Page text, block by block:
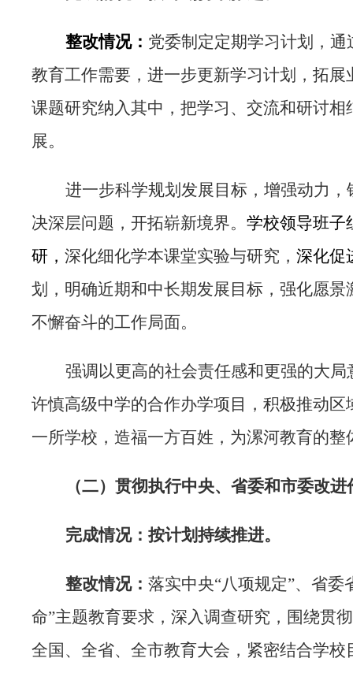
整改情况： 党委制定定期学习计划，
教育工作需要，进一步更新学习计划，拓
课题研究纳入其中，把学习、交流和研讨
展。
进一步科学规划发展目标，增强动力
决深层问题，开拓崭新境界。 学校领导班子
研， 深化细化学本课堂实验与研究， 深化促
划，明确近期和中长期发展目标，强化愿
不懈奋斗的工作局面。
强调以更高的社会责任感和更强的大
许慎高级中学的合作办学项目， 积极推动区
一所学校，造福一方百姓，为漯河教育的
（二） 贯彻执行中央、省委和市委改
完成情况：按计划持续推进。
整改情况： 落实中央“八项规定”、省
命”主题教育要求，深入调查研究，围绕贯
全国、全省、全市教育大会，紧密结合学